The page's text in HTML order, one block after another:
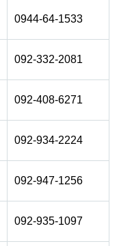
0944-64-1533
092-332-2081
092-408-6271
092-934-2224
092-947-1256
092-935-1097